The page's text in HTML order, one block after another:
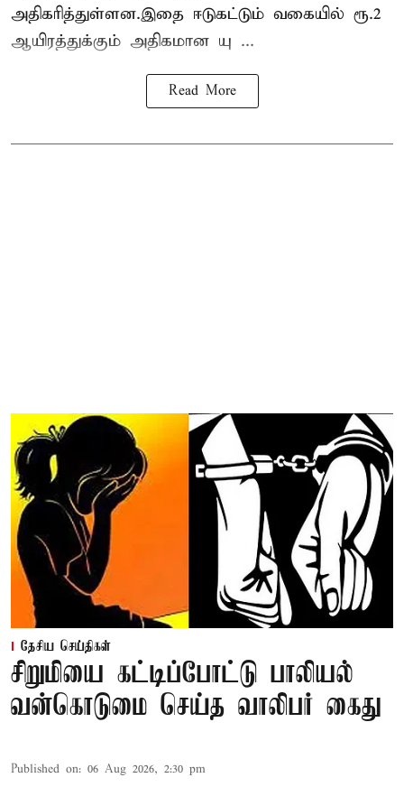
அதிகரித்துள்ளன.இதை ஈடுகட்டும் வகையில் ரூ.2
ஆயிரத்துக்கும் அதிகமான யு ...
Read More
தேசிய செய்திகள்
சிறுமியை கட்டிப்போட்டு பாலியல்
வன்கொடுமை செய்த வாலிபர் கைது
Published on: 06 Aug 2026, 2:30 pm